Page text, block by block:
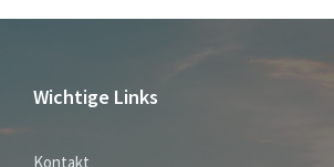
Wichtige Links
Kontakt